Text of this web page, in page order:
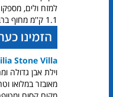
למזח ולים,
1.1 ק''מ מחוף ברבטי. יחידת האירוח ממוזגת ומציעה ג'קוזי. מטבח מאובזר במלואו, בריכת שחייה פרטית לכל וילה.
Stone Villa
וילת אבן גדולה
מאובזר במלואו וטרסה